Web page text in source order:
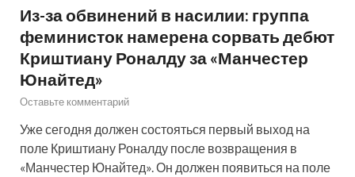
Из-за обвинений в насилии: группа
феминисток намерена сорвать дебют
Криштиану Роналду за «Манчестер
Юнайтед»
Оставьте комментарий
Уже сегодня должен состояться первый выход на
поле Криштиану Роналду после возвращения в
«Манчестер Юнайтед». Он должен появиться на поле